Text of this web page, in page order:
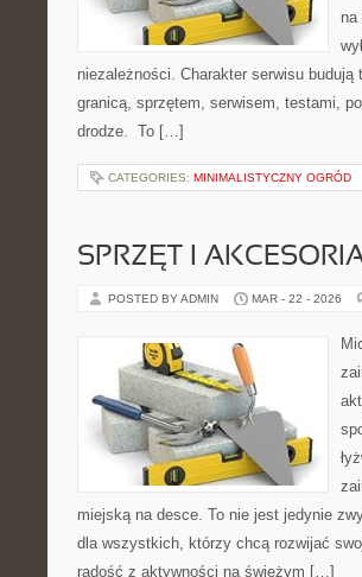
na
niezależności. Charakter serwisu
granicą, sprzętem, serwisem, testami,
drodze. To […]
CATEGORIES: MINIMALISTYCZNY OGRÓD
SPRZĘT I
POSTED BY ADMIN MAR - 22 - 2026
miejską na desce. To nie jest jedynie
dla wszystkich, którzy chcą rozwijać
radość z aktywności na świeżym […]